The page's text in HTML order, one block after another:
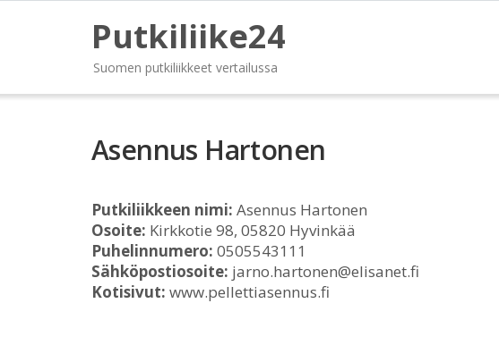
Putkiliike24
Suomen putkiliikkeet vertailussa
Asennus Hartonen
Putkiliikkeen nimi: Asennus Hartonen
Osoite: Kirkkotie 98, 05820 Hyvinkää
Puhelinnumero: 0505543111
Sähköpostiosoite: jarno.hartonen@elisanet.fi
Kotisivut: www.pellettiasennus.fi